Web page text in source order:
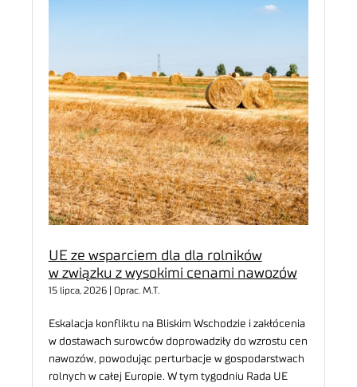
UE ze wsparciem dla dla rolników
w związku z wysokimi cenami nawozów
15 lipca, 2026 | Oprac. M.T.
Eskalacja konfliktu na Bliskim Wschodzie i zakłócenia
w dostawach surowców doprowadziły do ​​wzrostu cen
nawozów, powodując perturbacje w gospodarstwach
rolnych w całej Europie. W tym tygodniu Rada UE